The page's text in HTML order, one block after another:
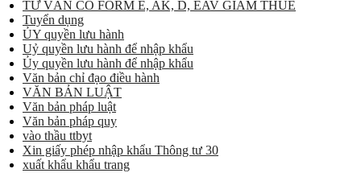
TƯ VẤN CO FORM E, AK, D, EAV GIẢM THUẾ
Tuyển dụng
ỦY quyền lưu hành
Uỷ quyền lưu hành để nhập khẩu
Ủy quyền lưu hành để nhập khẩu
Văn bản chỉ đạo điều hành
VĂN BẢN LUẬT
Văn bản pháp luật
Văn bản pháp quy
vào thầu ttbyt
Xin giấy phép nhập khẩu Thông tư 30
xuất khẩu khẩu trang